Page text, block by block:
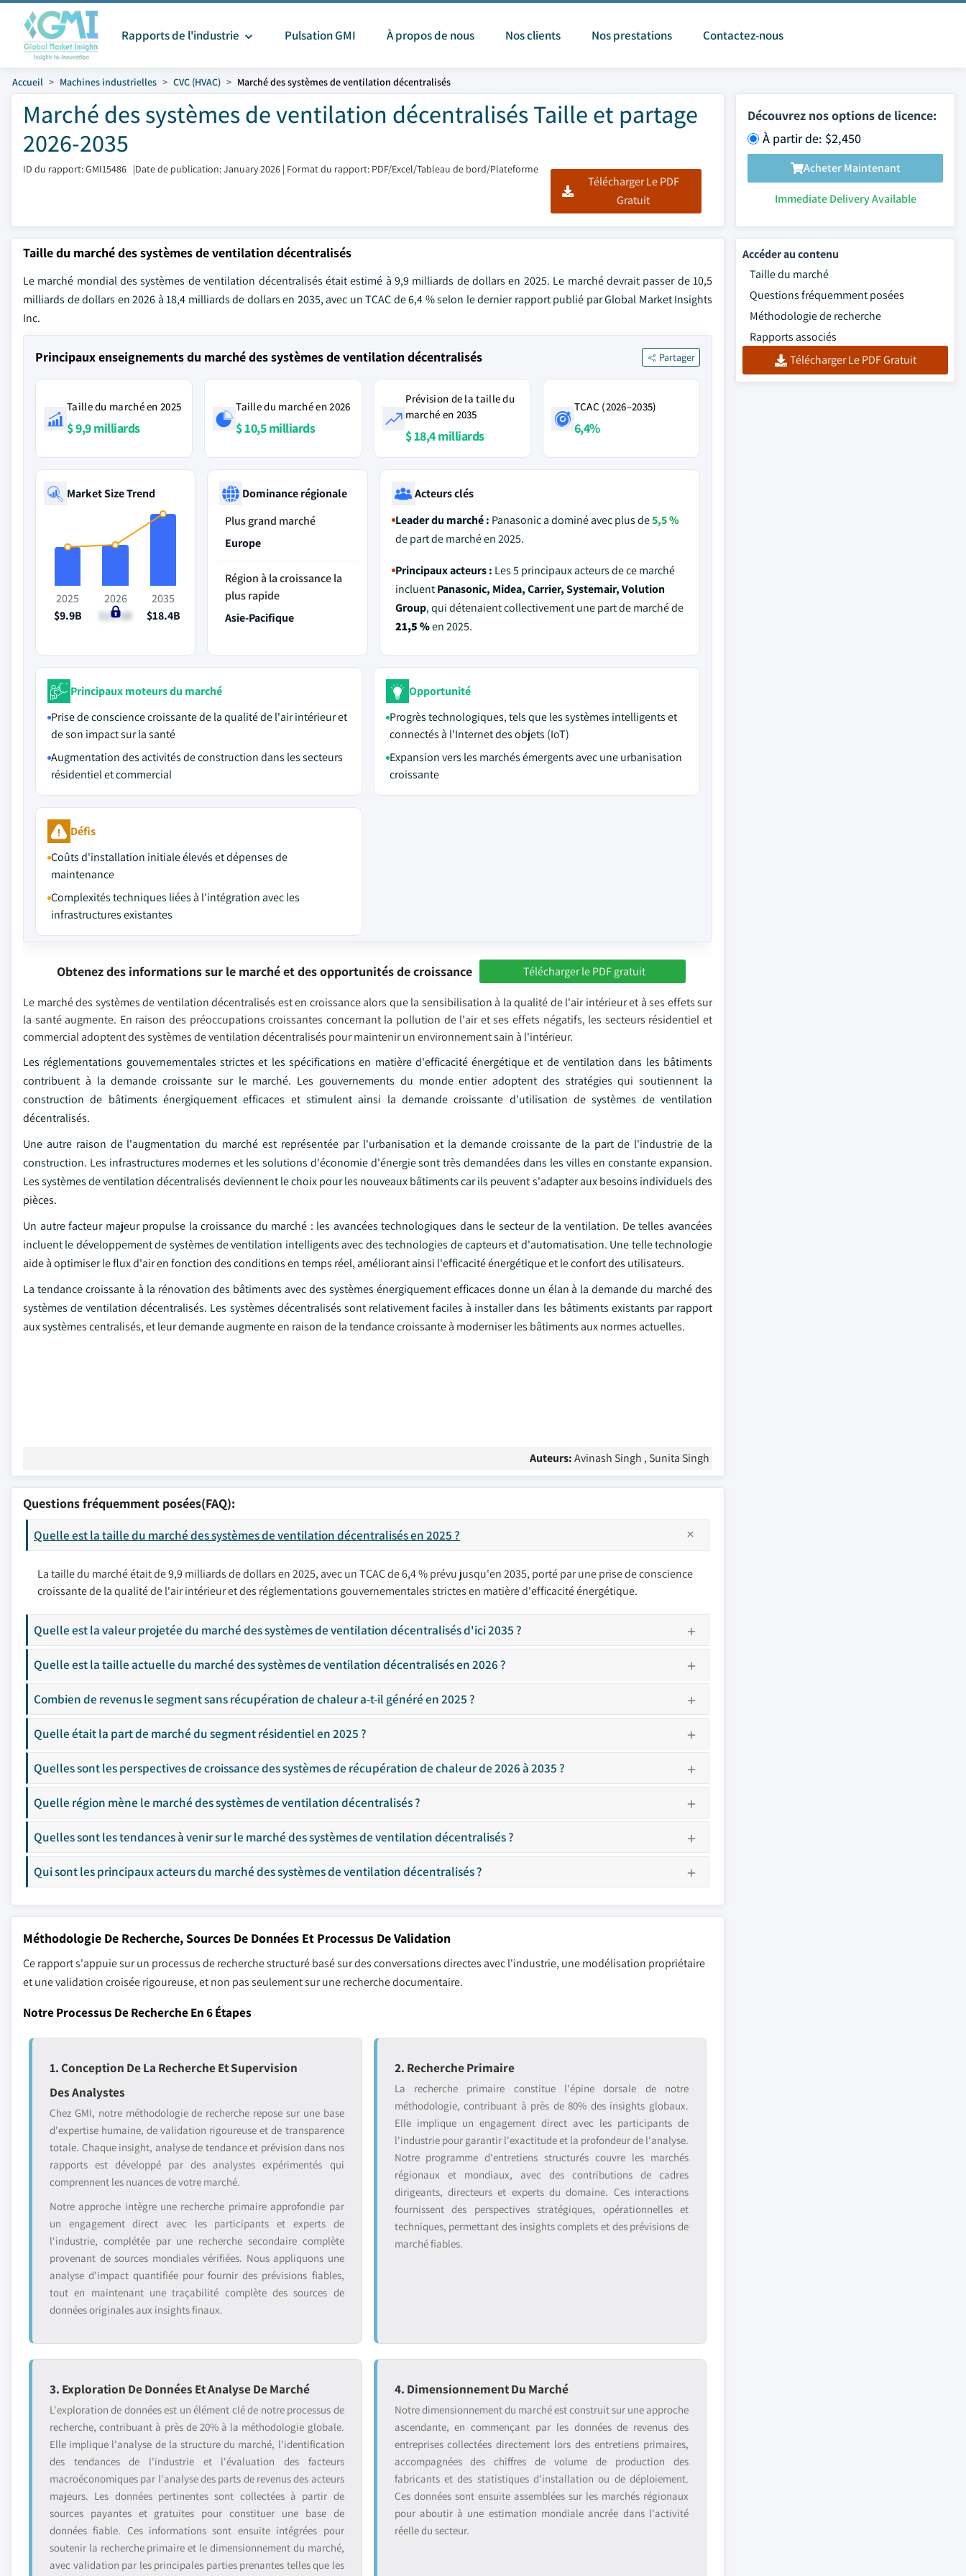
Rapports de l'industrie Pulsation GMI À propos de nous Nos clients Nos prestations Contactez-nous
Accueil Machines industrielles CVC (HVAC) Marché des systèmes de ventilation décentralisés
Marché des systèmes de ventilation décentralisés Taille et partage
2026-2035
ID du rapport: GMI15486 |Date de publication: January 2026 | Format du rapport: PDF/Excel/Tableau de bord/Plateforme
Télécharger Le PDF
Gratuit
Découvrez nos options de licence:
À partir de: $2,450
Acheter Maintenant
Immediate Delivery Available
Taille du marché des systèmes de ventilation décentralisés
Le marché mondial des systèmes de ventilation décentralisés était estimé à 9,9 milliards de dollars en 2025. Le marché devrait passer de 10,5
milliards de dollars en 2026 à 18,4 milliards de dollars en 2035, avec un TCAC de 6,4 % selon le dernier rapport publié par Global Market Insights
Inc.
Principaux enseignements du marché des systèmes de ventilation décentralisés Partager
Taille du marché en 2025
$ 9,9 milliards
Taille du marché en 2026
$ 10,5 milliards
Prévision de la taille du
marché en 2035
$ 18,4 milliards
TCAC (2026–2035)
6,4%
Market Size Trend
2025
$9.9B
2026
$10.5B
2035
$18.4B
Dominance régionale
Plus grand marché
Europe
Région à la croissance la
plus rapide
Asie-Pacifique
Acteurs clés
Leader du marché : Panasonic a dominé avec plus de5,5 %
de part de marché en 2025.
Principaux acteurs : Les 5 principaux acteurs de ce marché
incluentPanasonic, Midea, Carrier, Systemair, Volution
Group, qui détenaient collectivement une part de marché de
21,5 %en 2025.
Principaux moteurs du marché
Prise de conscience croissante de la qualité de l'air intérieur et
de son impact sur la santé
Augmentation des activités de construction dans les secteurs
résidentiel et commercial
Opportunité
Progrès technologiques, tels que les systèmes intelligents et
connectés à l'Internet des objets (IoT)
Expansion vers les marchés émergents avec une urbanisation
croissante
Défis
Coûts d'installation initiale élevés et dépenses de
maintenance
Complexités techniques liées à l'intégration avec les
infrastructures existantes
Obtenez des informations sur le marché et des opportunités de croissance Télécharger le PDF gratuit
Le marché des systèmes de ventilation décentralisés est en croissance alors que la sensibilisation à la qualité de l'air intérieur et à ses effets sur
la santé augmente. En raison des préoccupations croissantes concernant la pollution de l'air et ses effets négatifs, les secteurs résidentiel et
commercial adoptent des systèmes de ventilation décentralisés pour maintenir un environnement sain à l'intérieur.
Les réglementations gouvernementales strictes et les spécifications en matière d'efficacité énergétique et de ventilation dans les bâtiments
contribuent à la demande croissante sur le marché. Les gouvernements du monde entier adoptent des stratégies qui soutiennent la
construction de bâtiments énergiquement efficaces et stimulent ainsi la demande croissante d'utilisation de systèmes de ventilation
décentralisés.
Une autre raison de l'augmentation du marché est représentée par l'urbanisation et la demande croissante de la part de l'industrie de la
construction. Les infrastructures modernes et les solutions d'économie d'énergie sont très demandées dans les villes en constante expansion.
Les systèmes de ventilation décentralisés deviennent le choix pour les nouveaux bâtiments car ils peuvent s'adapter aux besoins individuels des
pièces.
Un autre facteur majeur propulse la croissance du marché : les avancées technologiques dans le secteur de la ventilation. De telles avancées
incluent le développement de systèmes de ventilation intelligents avec des technologies de capteurs et d'automatisation. Une telle technologie
aide à optimiser le flux d'air en fonction des conditions en temps réel, améliorant ainsi l'efficacité énergétique et le confort des utilisateurs.
La tendance croissante à la rénovation des bâtiments avec des systèmes énergiquement efficaces donne un élan à la demande du marché des
systèmes de ventilation décentralisés. Les systèmes décentralisés sont relativement faciles à installer dans les bâtiments existants par rapport
aux systèmes centralisés, et leur demande augmente en raison de la tendance croissante à moderniser les bâtiments aux normes actuelles.
Auteurs:Avinash Singh , Sunita Singh
Questions fréquemment posées(FAQ):
Quelle est la taille du marché des systèmes de ventilation décentralisés en 2025 ?
La taille du marché était de 9,9 milliards de dollars en 2025, avec un TCAC de 6,4 % prévu jusqu'en 2035, porté par une prise de conscience
croissante de la qualité de l'air intérieur et des réglementations gouvernementales strictes en matière d'efficacité énergétique.
Quelle est la valeur projetée du marché des systèmes de ventilation décentralisés d'ici 2035 ?
Quelle est la taille actuelle du marché des systèmes de ventilation décentralisés en 2026 ?
Combien de revenus le segment sans récupération de chaleur a-t-il généré en 2025 ?
Quelle était la part de marché du segment résidentiel en 2025 ?
Quelles sont les perspectives de croissance des systèmes de récupération de chaleur de 2026 à 2035 ?
Quelle région mène le marché des systèmes de ventilation décentralisés ?
Quelles sont les tendances à venir sur le marché des systèmes de ventilation décentralisés ?
Qui sont les principaux acteurs du marché des systèmes de ventilation décentralisés ?
Méthodologie De Recherche, Sources De Données Et Processus De Validation
Ce rapport s'appuie sur un processus de recherche structuré basé sur des conversations directes avec l'industrie, une modélisation propriétaire
et une validation croisée rigoureuse, et non pas seulement sur une recherche documentaire.
Notre Processus De Recherche En 6 Étapes
1. Conception De La Recherche Et Supervision
Des Analystes
Chez GMI, notre méthodologie de recherche repose sur une base
d'expertise humaine, de validation rigoureuse et de transparence
totale. Chaque insight, analyse de tendance et prévision dans nos
rapports est développé par des analystes expérimentés qui
comprennent les nuances de votre marché.
Notre approche intègre une recherche primaire approfondie par
un engagement direct avec les participants et experts de
l'industrie, complétée par une recherche secondaire complète
provenant de sources mondiales vérifiées. Nous appliquons une
analyse d'impact quantifiée pour fournir des prévisions fiables,
tout en maintenant une traçabilité complète des sources de
données originales aux insights finaux.
2. Recherche Primaire
La recherche primaire constitue l'épine dorsale de notre
méthodologie, contribuant à près de 80% des insights globaux.
Elle implique un engagement direct avec les participants de
l'industrie pour garantir l'exactitude et la profondeur de l'analyse.
Notre programme d'entretiens structurés couvre les marchés
régionaux et mondiaux, avec des contributions de cadres
dirigeants, directeurs et experts du domaine. Ces interactions
fournissent des perspectives stratégiques, opérationnelles et
techniques, permettant des insights complets et des prévisions de
marché fiables.
3. Exploration De Données Et Analyse De Marché
L'exploration de données est un élément clé de notre processus de
recherche, contribuant à près de 20% à la méthodologie globale.
Elle implique l'analyse de la structure du marché, l'identification
des tendances de l'industrie et l'évaluation des facteurs
macroéconomiques par l'analyse des parts de revenus des acteurs
majeurs. Les données pertinentes sont collectées à partir de
sources payantes et gratuites pour constituer une base de
données fiable. Ces informations sont ensuite intégrées pour
soutenir la recherche primaire et le dimensionnement du marché,
avec validation par les principales parties prenantes telles que les
4. Dimensionnement Du Marché
Notre dimensionnement du marché est construit sur une approche
ascendante, en commençant par les données de revenus des
entreprises collectées directement lors des entretiens primaires,
accompagnées des chiffres de volume de production des
fabricants et des statistiques d'installation ou de déploiement.
Ces données sont ensuite assemblées sur les marchés régionaux
pour aboutir à une estimation mondiale ancrée dans l'activité
réelle du secteur.
Accéder au contenu
Taille du marché
Questions fréquemment posées
Méthodologie de recherche
Rapports associés
Télécharger Le PDF Gratuit